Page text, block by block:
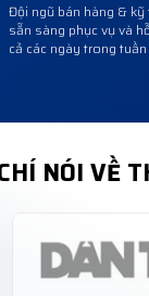
Đội ngũ bán hàng &
sẵn sàng phục vụ và
cả các ngày trong
NÓI VỀ